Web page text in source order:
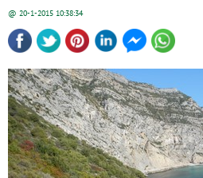
@ 20-1-2015 10:38:34